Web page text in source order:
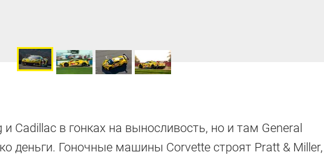
Cadillac в гонках на выносливость, но и там General
деньги. Гоночные машины Corvette строят Pratt & Miller,